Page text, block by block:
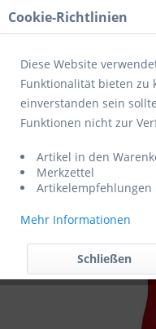
Menü
Übersicht Fanartikel
für Fans des JFV
Cookie-Richtlinien
Diese Website
Funktionalität bieten zu
einverstanden sein
Funktionen nicht zur
Artikel in den
Merkzettel
Artikelempfehlungen
Mehr Informationen
Schließen